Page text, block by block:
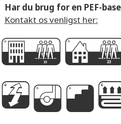
Har du brug for en PEF-
Kontakt os venligst her:
G
Agi